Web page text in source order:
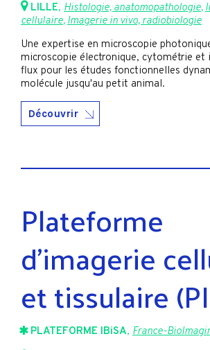
LILLE, Histologie, anatomopathologie,
cellulaire, Imagerie in vivo, radiobiologie
Une expertise en microscopie
microscopie électronique, cytométrie et
flux pour les études fonctionnelles
molécule jusqu'au petit animal.
Découvrir
Plateforme
d'imagerie
et tissulaire
PLATEFORME IBiSA, France-